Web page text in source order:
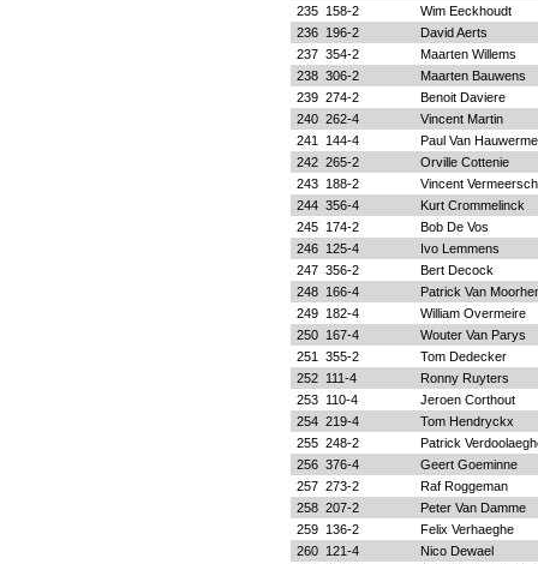
235
158-2
Wim Eeckhoudt
236
196-2
David Aerts
237 354-2
Maarten Willems
238 306-2
Maarten Bauwens
239 274-2
Benoit Daviere
240 262-4
Vincent Martin
241
144-4
Paul Van
242 265-2
Orville Cottenie
243
188-2
Vincent Vermeersch
244 356-4
Kurt Crommelinck
245
174-2
Bob De Vos
246
125-4
Ivo Lemmens
247 356-2
Bert Decock
248
166-4
Patrick Van
249
182-4
William Overmeire
250
167-4
Wouter Van Parys
251
355-2
Tom Dedecker
252
111-4
Ronny Ruyters
253
110-4
Jeroen Corthout
254 219-4
Tom Hendryckx
255 248-2
Patrick
256 376-4
Geert Goeminne
257 273-2
Raf Roggeman
258 207-2
Peter Van Damme
259
136-2
Felix Verhaeghe
260
121-4
Nico Dewael